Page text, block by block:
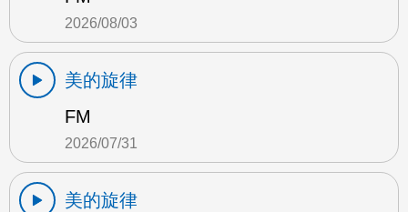
2026/08/03
美的旋律
FM
2026/07/31
美的旋律